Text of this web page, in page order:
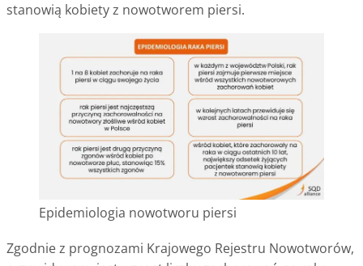
stanowią kobiety z nowotworem piersi.
Epidemiologia nowotworu piersi
Zgodnie z prognozami Krajowego Rejestru Nowotworów,